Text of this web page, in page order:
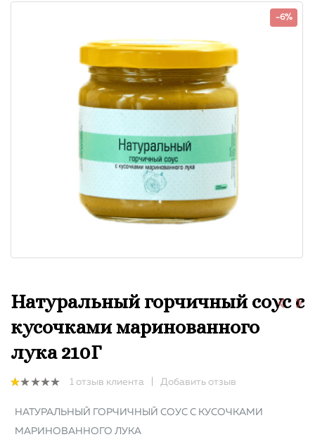
-6%
Натуральный горчичный соус с
кусочками маринованного
лука 210Г
of
1отзыв клиента Добавить отзыв
НАТУРАЛЬНЫЙ ГОРЧИЧНЫЙ СОУС С КУСОЧКАМИ
МАРИНОВАННОГО ЛУКА